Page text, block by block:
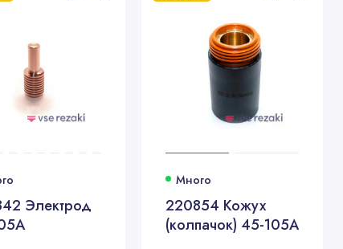
Электрод
Много
220854 Кожух
(колпачок) 45-105A